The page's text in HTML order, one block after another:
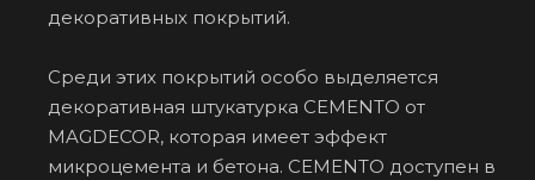
декоративных покрытий.
Среди этих покрытий особо выделяется
декоративная штукатурка CEMENTO от
MAGDECOR, которая имеет эффект
микроцемента и бетона. CEMENTO доступен в